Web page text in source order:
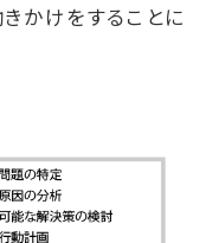
かけをすることに